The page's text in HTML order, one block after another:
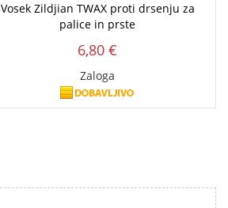
Vosek Zildjian TWAX proti drsenju za
palice in prste
6,80 €
Zaloga